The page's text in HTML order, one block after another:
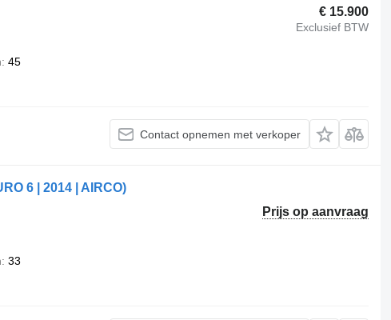
€ 15.900
Exclusief BTW
45
Contact opnemen met verkoper
6 | 2014 | AIRCO)
Prijs op aanvraag
33